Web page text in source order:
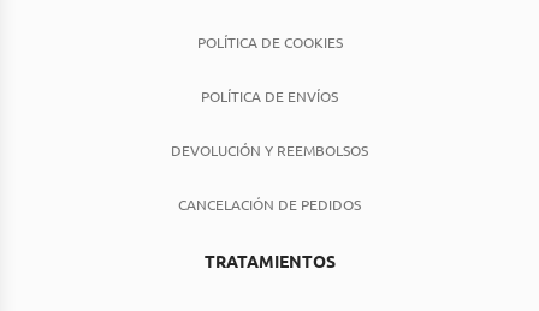
POLÍTICA DE COOKIES
POLÍTICA DE ENVÍOS
DEVOLUCIÓN Y REEMBOLSOS
CANCELACIÓN DE PEDIDOS
TRATAMIENTOS